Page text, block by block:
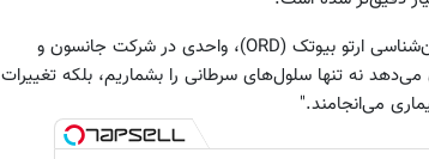
نیکولاس دراکوپولی معاون سازمان توسعه و پژوهش سرطان‌شناسی ارتو بیوتک (ORD)،‌ واحدی در شرکت جانسون و
نه تنها سلول‌های سرطانی را بشماریم،‌ بلکه تغییرات
می‌انجامند."